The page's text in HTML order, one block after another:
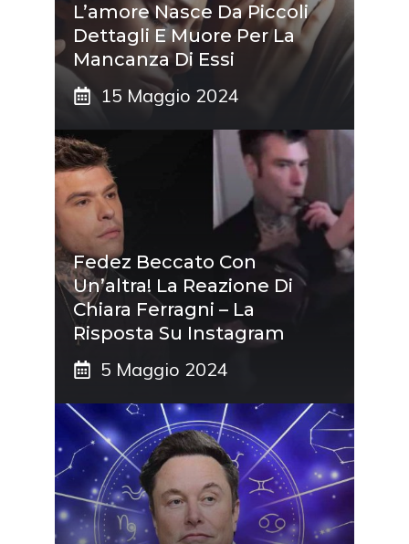
L’amore Nasce Da Piccoli
Dettagli E Muore Per La
Mancanza Di Essi
15 Maggio 2024
Fedez Beccato Con
Un’altra! La Reazione Di
Chiara Ferragni – La
Risposta Su Instagram
5 Maggio 2024